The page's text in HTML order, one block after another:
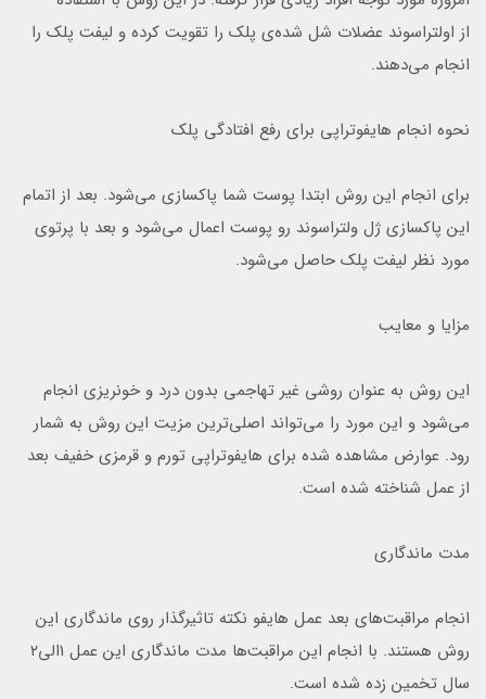
از اولتراسوند عضلات شل شده‌ی پلک را تقویت کرده و لیفت پلک را
انجام می‌دهند.
نحوه انجام هایفوتراپی برای رفع افتادگی پلک
برای انجام این روش ابتدا پوست شما پاکسازی می‌شود. بعد از اتمام
این پاکسازی ژل ولتراسوند رو پوست اعمال می‌شود و بعد با پرتوی
مورد نظر لیفت پلک حاصل می‌شود.
مزایا و معایب
این روش به عنوان روشی غیر تهاجمی بدون درد و خونریزی انجام
می‌شود و این مورد را می‌تواند اصلی‌ترین مزیت این روش به شمار
رود. عوارض مشاهده شده برای هایفوتراپی تورم و قرمزی خفیف بعد
از عمل شناخته شده است.
مدت ماندگاری
انجام مراقبت‌های بعد عمل هایفو نکته تاثیرگذار روی ماندگاری این
روش هستند. با انجام این مراقبت‌ها مدت ماندگاری این عمل ۱الی۲
سال تخمین زده شده است.